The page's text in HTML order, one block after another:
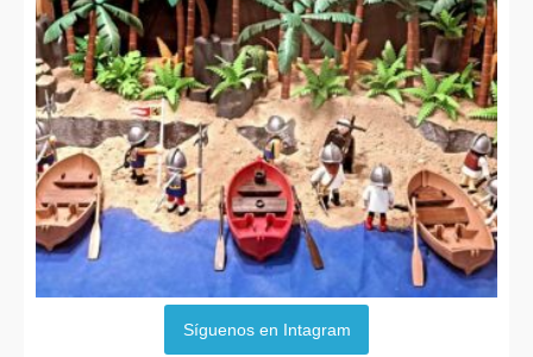
Síguenos en Intagram